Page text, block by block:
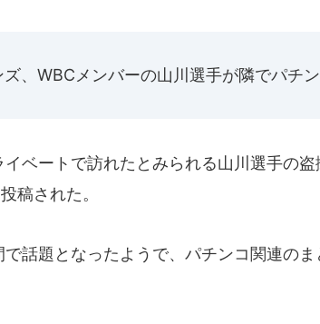
ズ、WBCメンバーの山川選手が隣でパチ
ベートで訪れたとみられる山川選手の
稿された。
話題となったようで、パチンコ関連の